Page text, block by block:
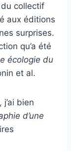
collectif
aux éditions
surprises.
qu’a été
écologie du
et al.
bien
d’une